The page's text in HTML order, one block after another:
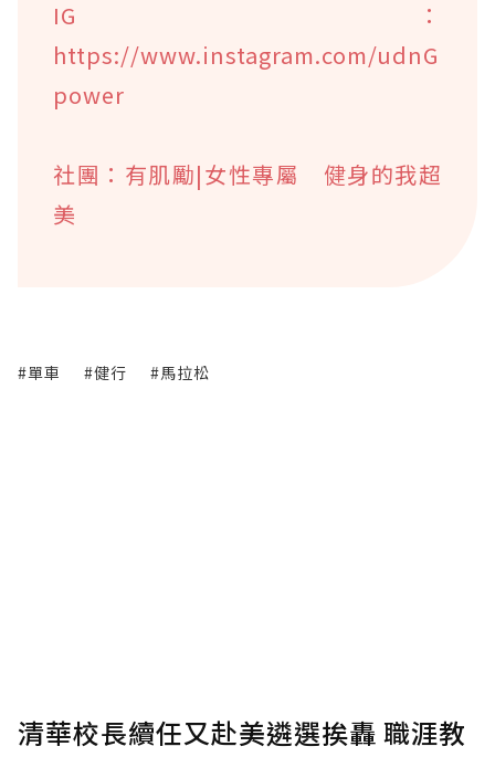
IG：
https://www.instagram.com/udnG
power
社團：有肌勵|女性專屬 健身的我超
美
#單車 #健行 #馬拉松
清華校長續任又赴美遴選挨轟 職涯教